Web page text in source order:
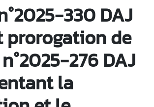
330 DAJ
prorogation de
276 DAJ
la